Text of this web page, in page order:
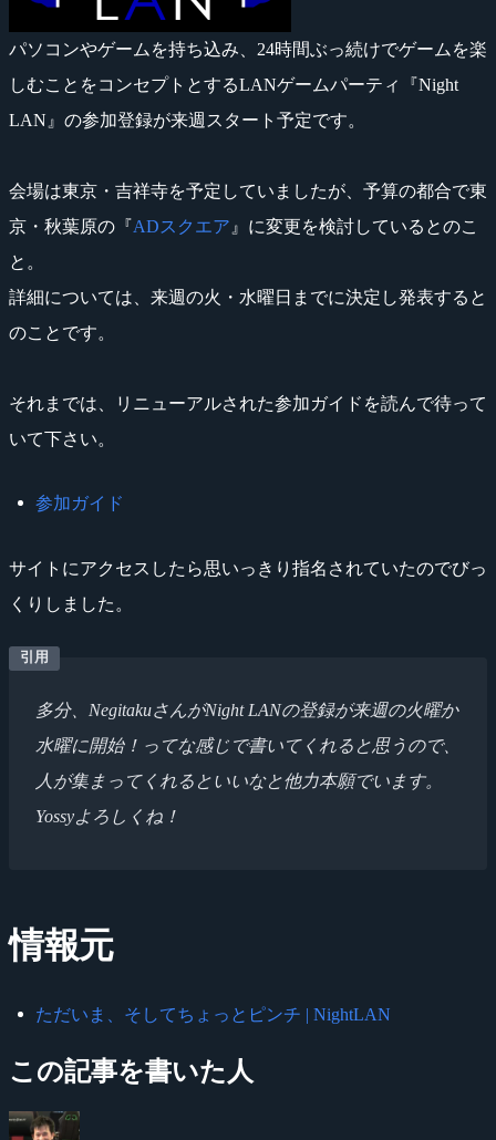
パソコンやゲームを持ち込み、24時間ぶっ続けでゲームを楽
しむことをコンセプトとするLANゲームパーティ『Night
LAN』の参加登録が来週スタート予定です。
会場は東京・吉祥寺を予定していましたが、予算の都合で東
京・秋葉原の『ADスクエア 』に変更を検討しているとのこ
と。
詳細については、来週の火・水曜日までに決定し発表すると
のことです。
それまでは、リニューアルされた参加ガイドを読んで待って
いて下さい。
参加ガイド
サイトにアクセスしたら思いっきり指名されていたのでびっ
くりしました。
多分、NegitakuさんがNight LANの登録が来週の火曜か
水曜に開始！ってな感じで書いてくれると思うので、
人が集まってくれるといいなと他力本願でいます。
Yossyよろしくね！
情報元
ただいま、そしてちょっとピンチ | NightLAN
この記事を書いた人